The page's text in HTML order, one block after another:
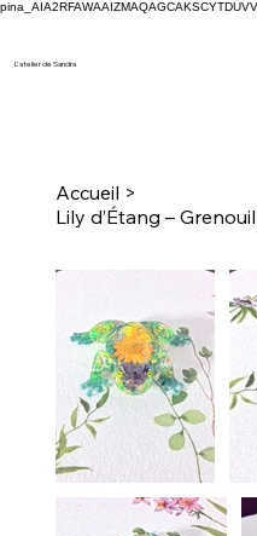
L'atelier de Sandra
Accueil >